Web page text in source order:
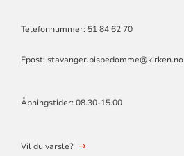
Telefonnummer: 51 84 62 70
Epost: stavanger.bispedomme@kirken.no
Åpningstider: 08.30-15.00
Vil du varsle?